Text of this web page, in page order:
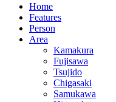
Home
Features
Person
Area
Kamakura
Fujisawa
Tsujido
Chigasaki
Samukawa